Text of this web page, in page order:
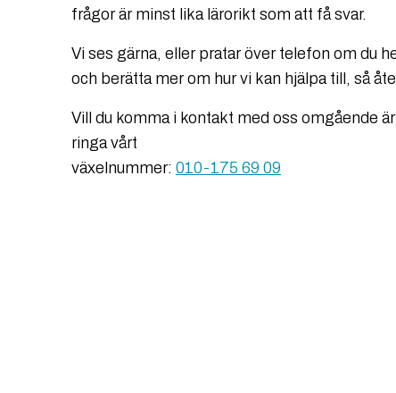
frågor är minst lika lärorikt som att få svar.
Vi ses gärna, eller pratar över telefon om du
och berätta mer om hur vi kan hjälpa till, så
Vill du komma i kontakt med oss omgående
ringa vårt
växelnummer: 010-175 69 09